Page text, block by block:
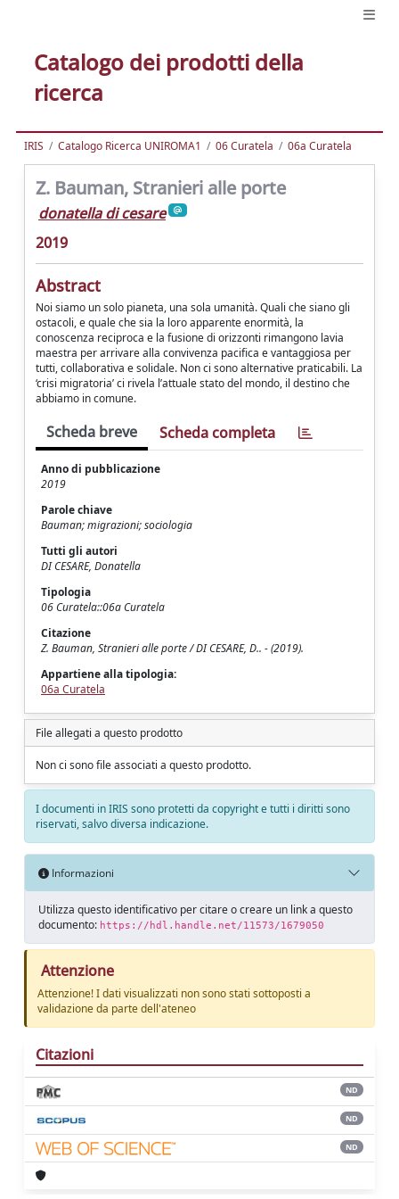
Catalogo dei prodotti della
ricerca
IRIS Catalogo Ricerca UNIROMA1 06 Curatela 06a Curatela
Z. Bauman, Stranieri alle porte
donatella di cesare
2019
Abstract
Noi siamo un solo pianeta, una sola umanità. Quali che siano gli
ostacoli, e quale che sia la loro apparente enormità, la
conoscenza reciproca e la fusione di orizzonti rimangono lavia
maestra per arrivare alla convivenza pacifica e vantaggiosa per
tutti, collaborativa e solidale. Non ci sono alternative praticabili. La
‘crisi migratoria’ ci rivela l’attuale stato del mondo, il destino che
abbiamo in comune.
Scheda breve Scheda completa
Anno di pubblicazione
2019
Parole chiave
Bauman; migrazioni; sociologia
Tutti gli autori
DI CESARE, Donatella
Tipologia
06 Curatela::06a Curatela
Citazione
Z. Bauman, Stranieri alle porte / DI CESARE, D.. - (2019).
Appartiene alla tipologia:
06a Curatela
File allegati a questo prodotto
Non ci sono file associati a questo prodotto.
I documenti in IRIS sono protetti da copyright e tutti i diritti sono
riservati, salvo diversa indicazione.
Informazioni
Utilizza questo identificativo per citare o creare un link a questo
documento: https://hdl.handle.net/11573/1679050
Attenzione
Attenzione! I dati visualizzati non sono stati sottoposti a
validazione da parte dell'ateneo
Citazioni
ND
ND
ND